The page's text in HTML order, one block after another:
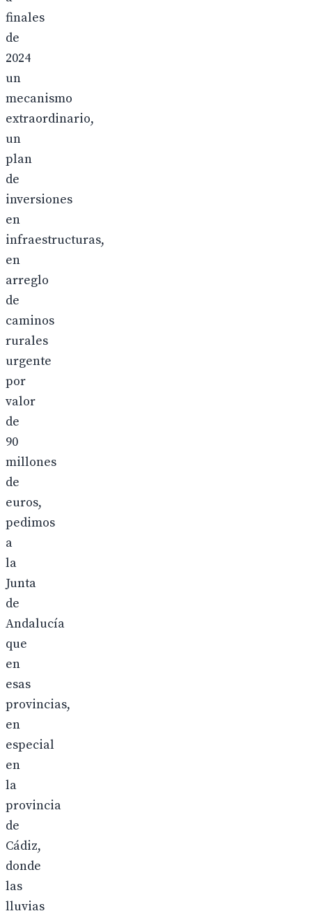
finales
de
2024
un
mecanismo
extraordinario,
un
plan
de
inversiones
en
infraestructuras,
en
arreglo
de
caminos
rurales
urgente
por
valor
de
90
millones
de
euros,
pedimos
a
la
Junta
de
Andalucía
que
en
esas
provincias,
en
especial
en
la
provincia
de
Cádiz,
donde
las
lluvias